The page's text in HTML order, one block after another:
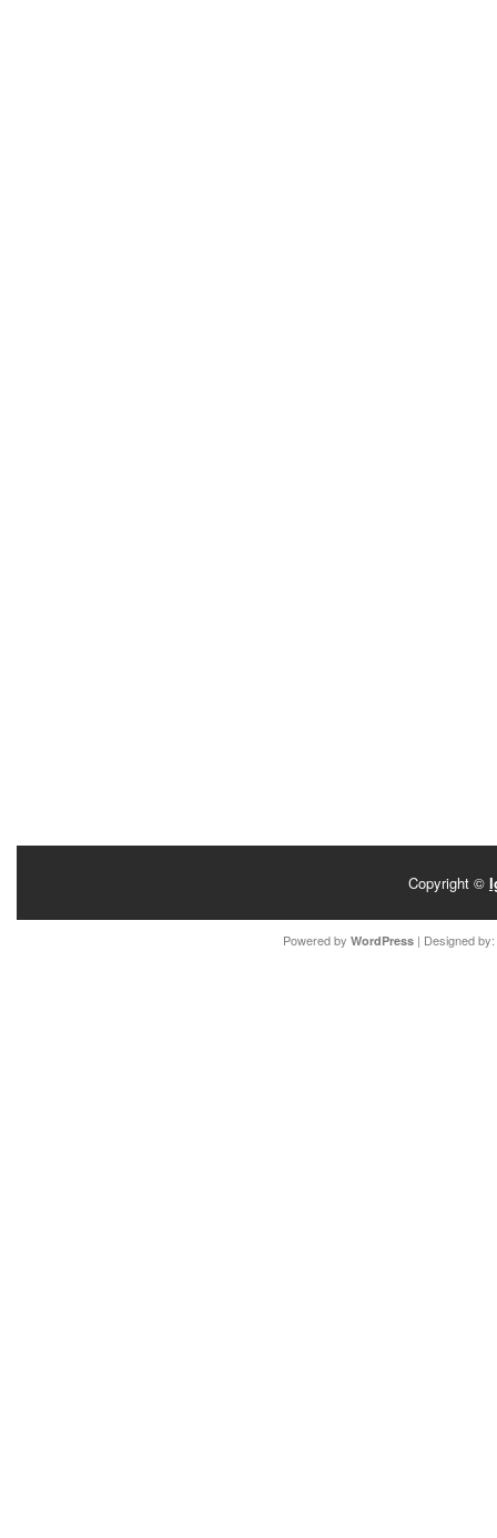
Copyright ©
Powered by WordPress| Designed by: